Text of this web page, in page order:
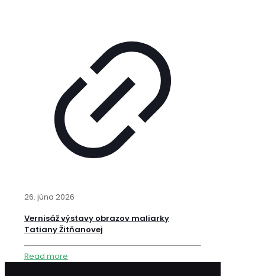
26. júna 2026
Vernisáž výstavy obrazov maliarky
Tatiany Žitňanovej
Read more